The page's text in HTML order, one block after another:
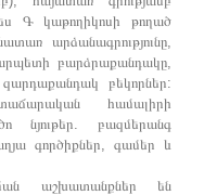
Գ կաթողիկոսի թողած
արձանագրությունը,
բարձրաքանդակը,
բեկորներ:
համալիրի
նյութեր. բազմերանգ
գործիքներ, գամեր և
աշխատանքներ են